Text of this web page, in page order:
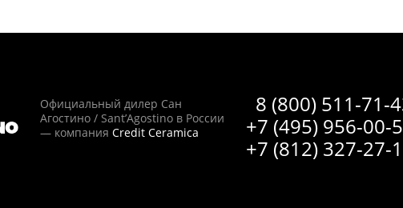
8 (800) 511-71-
+7 (495) 956-00-
+7 (812) 327-27-
Официальный дилер Сан
Агостино / Sant’Agostino в России
— компания Credit Ceramica